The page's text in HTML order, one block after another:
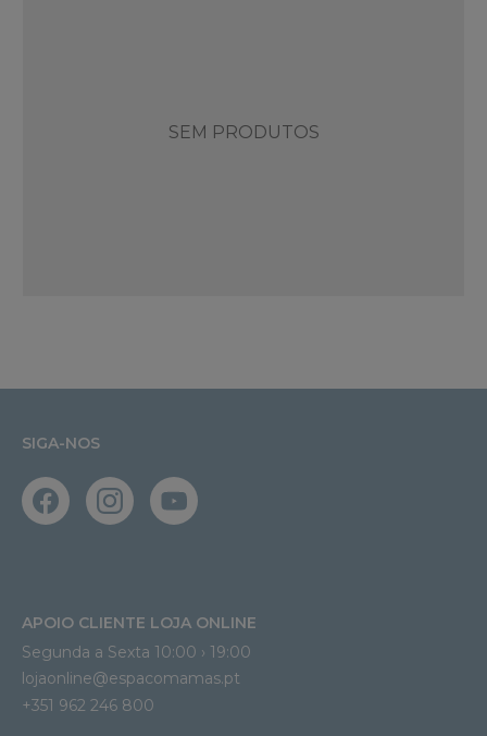
SEM PRODUTOS
SIGA-NOS
APOIO CLIENTE LOJA ONLINE
Segunda a Sexta 10:00 › 19:00
lojaonline@espacomamas.pt
+351 962 246 800